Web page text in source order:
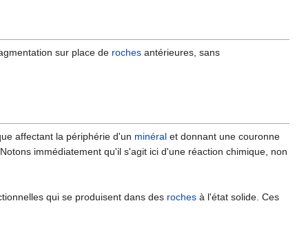
sur place de roches antérieures, sans
affectant la périphérie d'un minéral et donnant une couronne
immédiatement qu'il s'agit ici d'une réaction chimique, non
qui se produisent dans des roches à l'état solide. Ces